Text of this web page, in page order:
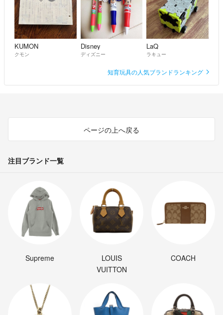
KUMON
クモン
Disney
ディズニー
LaQ
ラキュー
知育玩具の人気ブランドランキング
ページの上へ戻る
注目ブランド一覧
Supreme
LOUIS
VUITTON
COACH